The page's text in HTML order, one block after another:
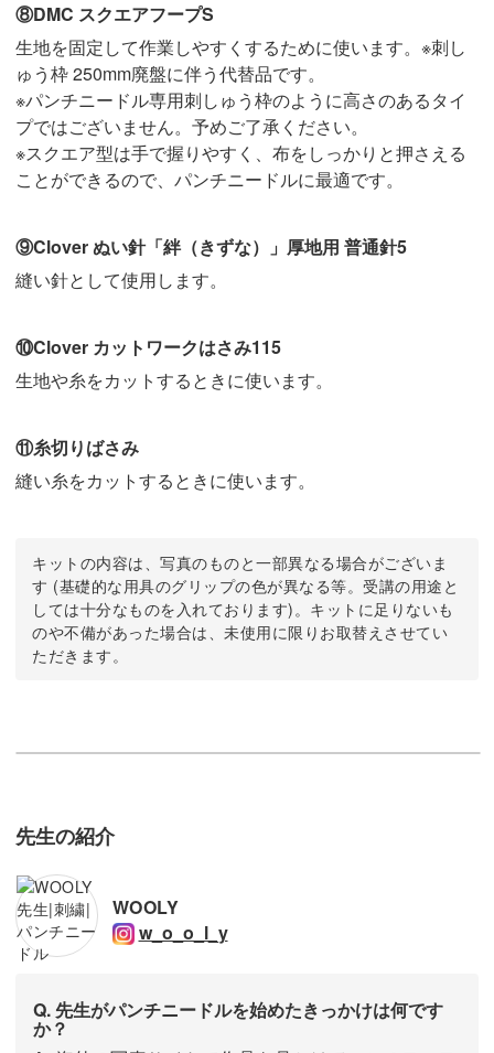
⑧DMC スクエアフープS
生地を固定して作業しやすくするために使います。※刺し
ゅう枠 250mm廃盤に伴う代替品です。
※パンチニードル専用刺しゅう枠のように高さのあるタイ
プではございません。予めご了承ください。
※スクエア型は手で握りやすく、布をしっかりと押さえる
ことができるので、パンチニードルに最適です。
⑨Clover ぬい針「絆（きずな）」厚地用 普通針5
縫い針として使用します。
⑩Clover カットワークはさみ115
生地や糸をカットするときに使います。
⑪糸切りばさみ
縫い糸をカットするときに使います。
キットの内容は、写真のものと一部異なる場合がございま
す (基礎的な用具のグリップの色が異なる等。受講の用途と
しては十分なものを入れております)。キットに足りないも
のや不備があった場合は、未使用に限りお取替えさせてい
ただきます。
先生の紹介
WOOLY
w_o_o_l_y
Q. 先生がパンチニードルを始めたきっかけは何です
か？